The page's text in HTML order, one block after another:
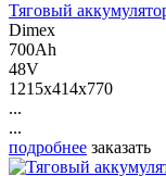
Тяговый
Dimex
700Ah
48V
1215x414x770
...
...
подробнее заказать